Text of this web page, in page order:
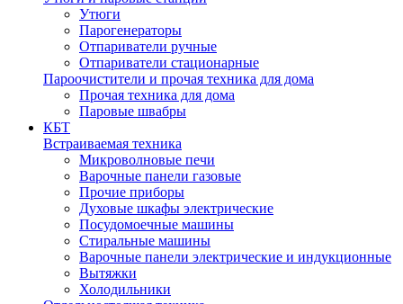
Утюги
Парогенераторы
Отпариватели ручные
Отпариватели стационарные
Пароочистители и прочая техника для дома
Прочая техника для дома
Паровые швабры
КБТ
Встраиваемая техника
Микроволновые печи
Варочные панели газовые
Прочие приборы
Духовые шкафы электрические
Посудомоечные машины
Стиральные машины
Варочные панели электрические и индукционные
Вытяжки
Холодильники